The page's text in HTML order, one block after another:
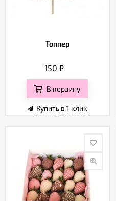
Топпер
150₽
В корзину
Купить в 1 клик